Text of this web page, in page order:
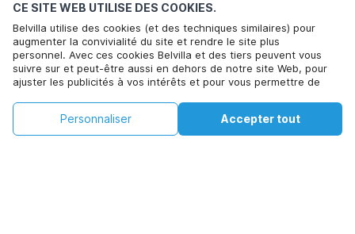
CE SITE WEB UTILISE DES COOKIES.
Belvilla utilise des cookies (et des techniques similaires) pour
augmenter la convivialité du site et rendre le site plus
personnel. Avec ces cookies Belvilla et des tiers peuvent vous
suivre sur et peut-être aussi en dehors de notre site Web, pour
ajuster les publicités à vos intérêts et pour vous permettre de
Accepter, vous acceptez de le faire. Plus d'informations peuvent
être trouvées dans notre
politique de cookie.
Accepter tout
Personnaliser
Votre adresse e-mail*
Cliquez ici pour vous désabonner des offres de Belvilla. Vous
pouvez vous désinscrire à tout moment à l'avenir
€445
+
Voir les disponibilités